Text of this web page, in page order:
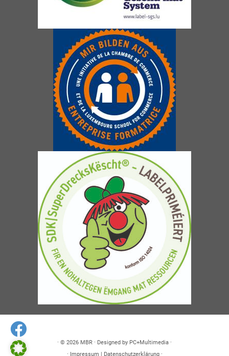
· © 2026 MBR · Designed by PC+Multimedia ·
· Impressum | Datenschutzerklärung·